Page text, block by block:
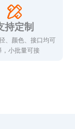
持定制
、颜色、接口均可
，小批量可接